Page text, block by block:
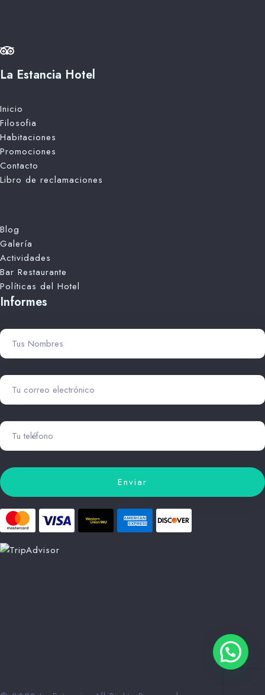
La Estancia Hotel
Inicio
Filosofia
Habitaciones
Promociones
Contacto
Libro de reclamaciones
Blog
Galería
Actividades
Bar Restaurante
Políticas del Hotel
Informes